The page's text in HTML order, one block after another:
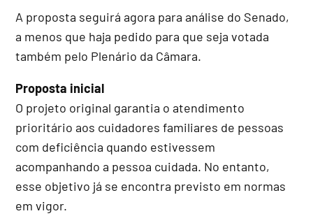
A proposta seguirá agora para análise do Senado,
a menos que haja pedido para que seja votada
também pelo Plenário da Câmara.
Proposta inicial
O projeto original garantia o atendimento
prioritário aos cuidadores familiares de pessoas
com deficiência quando estivessem
acompanhando a pessoa cuidada. No entanto,
esse objetivo já se encontra previsto em normas
em vigor.